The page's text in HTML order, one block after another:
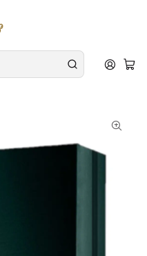
a partir de
Quintas de Melgaço
Velha Reserva